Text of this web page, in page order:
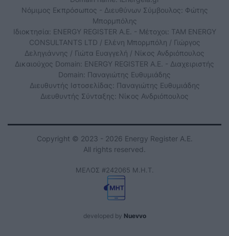
Νόμιμος Εκπρόσωπος - Διευθύνων Σύμβουλος: Φώτης
Μπορμπόλης
Ιδιοκτησία: ENERGY REGISTER Α.Ε. - Μέτοχοι: TAM ENERGY
CONSULTANTS LTD / Ελένη Μπορμπόλη / Γιώργος
Δεληγιάννης / Γιώτα Ευαγγελή / Νίκος Ανδριόπουλος
Δικαιούχος Domain: ENERGY REGISTER Α.Ε. - Διαχειριστής
Domain: Παναγιώτης Ευθυμιάδης
Διευθυντής Ιστοσελίδας: Παναγιώτης Ευθυμιάδης
Διευθυντής Σύνταξης: Νίκος Ανδριόπουλος
Copyright © 2023 - 2026 Energy Register Α.Ε.
All rights reserved.
ΜΕΛΟΣ #242065 Μ.Η.Τ.
developed by Nuevvo